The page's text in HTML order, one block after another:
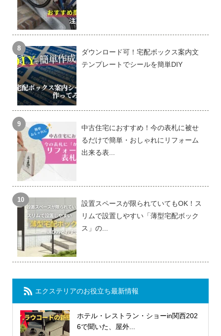
ダウンロード可！宅配ボックス案内文
テンプレートでシールを簡単DIY
中古住宅におすすめ！今の表札に被せ
るだけで簡単・おしゃれにリフォーム
出来る表...
設置スペースが限られていてもOK！ス
リムで設置しやすい「薄型宅配ボック
ス」の...
エクステリアのお役立ち最新情報
ホテル・レストラン・ショーin関西202
6で聞いた、屋外...